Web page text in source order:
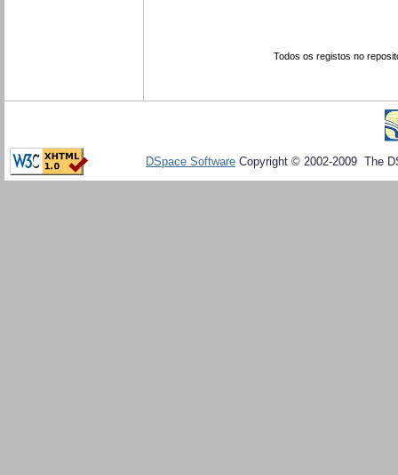
Todos os registos no
DSpace Software Copyright © 2002-2009 The